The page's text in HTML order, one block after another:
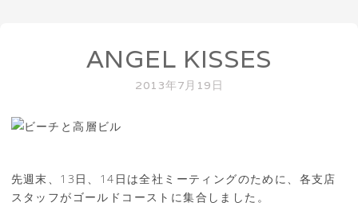
ANGEL KISSES
2013年7月19日
先週末、13日、14日は全社ミーティングのために、各支店
スタッフがゴールドコーストに集合しました。